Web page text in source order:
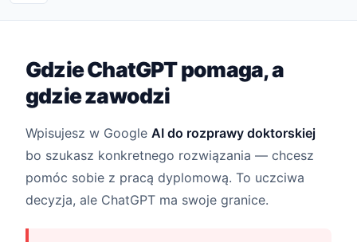
Gdzie ChatGPT pomaga, a
gdzie zawodzi
Wpisujesz w Google AI do rozprawy doktorskiej
bo szukasz konkretnego rozwiązania — chcesz
pomóc sobie z pracą dyplomową. To uczciwa
decyzja, ale ChatGPT ma swoje granice.